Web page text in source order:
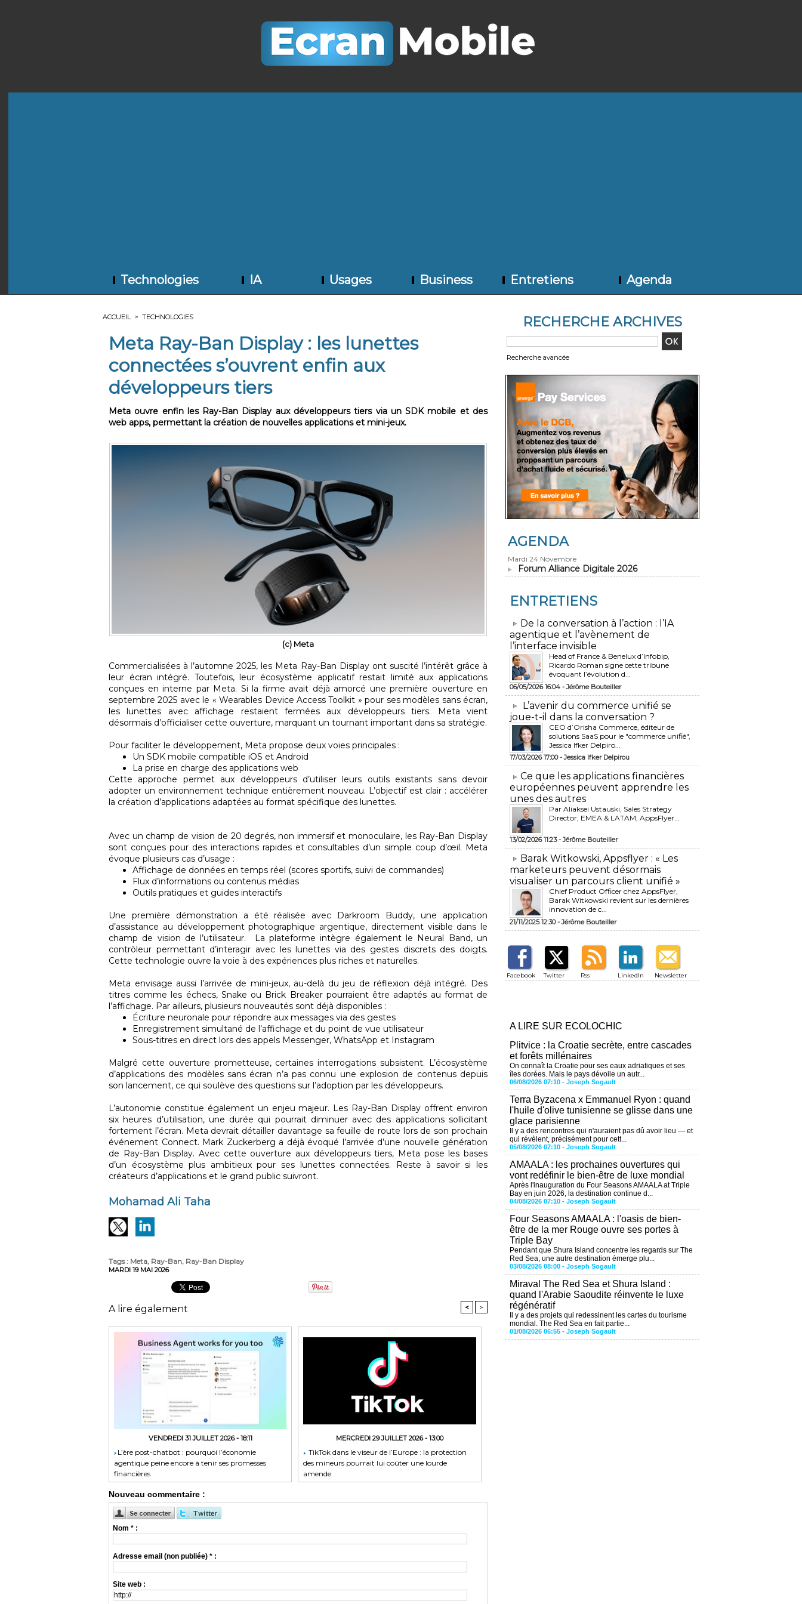
Technologies IA Usages Business Entretiens Agenda
ACCUEIL > TECHNOLOGIES
Meta Ray-Ban Display : les lunettes
connectées s’ouvrent enfin aux
développeurs tiers
Meta ouvre enfin les Ray-Ban Display aux développeurs tiers via un SDK mobile et des
web apps, permettant la création de nouvelles applications et mini-jeux.
(c) Meta
Commercialisées à l’automne 2025, les Meta Ray-Ban Display ont suscité l’intérêt grâce à
leur écran intégré. Toutefois, leur écosystème applicatif restait limité aux applications
conçues en interne par Meta. Si la firme avait déjà amorcé une première ouverture en
septembre 2025 avec le « Wearables Device Access Toolkit » pour ses modèles sans écran,
les lunettes avec affichage restaient fermées aux développeurs tiers. Meta vient
désormais d’officialiser cette ouverture, marquant un tournant important dans sa stratégie.
Pour faciliter le développement, Meta propose deux voies principales :
Un SDK mobile compatible iOS et Android
La prise en charge des applications web
Cette approche permet aux développeurs d’utiliser leurs outils existants sans devoir
adopter un environnement technique entièrement nouveau. L’objectif est clair : accélérer
la création d’applications adaptées au format spécifique des lunettes.
Avec un champ de vision de 20 degrés, non immersif et monoculaire, les Ray-Ban Display
sont conçues pour des interactions rapides et consultables d’un simple coup d’œil. Meta
évoque plusieurs cas d’usage :
Affichage de données en temps réel (scores sportifs, suivi de commandes)
Flux d’informations ou contenus médias
Outils pratiques et guides interactifs
Une première démonstration a été réalisée avec Darkroom Buddy, une application
d’assistance au développement photographique argentique, directement visible dans le
champ de vision de l’utilisateur. La plateforme intègre également le Neural Band, un
contrôleur permettant d’interagir avec les lunettes via des gestes discrets des doigts.
Cette technologie ouvre la voie à des expériences plus riches et naturelles.
Meta envisage aussi l’arrivée de mini-jeux, au-delà du jeu de réflexion déjà intégré. Des
titres comme les échecs, Snake ou Brick Breaker pourraient être adaptés au format de
l’affichage. Par ailleurs, plusieurs nouveautés sont déjà disponibles :
Écriture neuronale pour répondre aux messages via des gestes
Enregistrement simultané de l’affichage et du point de vue utilisateur
Sous-titres en direct lors des appels Messenger, WhatsApp et Instagram
Malgré cette ouverture prometteuse, certaines interrogations subsistent. L’écosystème
d’applications des modèles sans écran n’a pas connu une explosion de contenus depuis
son lancement, ce qui soulève des questions sur l’adoption par les développeurs.
L’autonomie constitue également un enjeu majeur. Les Ray-Ban Display offrent environ
six heures d’utilisation, une durée qui pourrait diminuer avec des applications sollicitant
fortement l’écran. Meta devrait détailler davantage sa feuille de route lors de son prochain
événement Connect. Mark Zuckerberg a déjà évoqué l’arrivée d’une nouvelle génération
de Ray-Ban Display. Avec cette ouverture aux développeurs tiers, Meta pose les bases
d’un écosystème plus ambitieux pour ses lunettes connectées. Reste à savoir si les
créateurs d’applications et le grand public suivront.
Mohamad Ali Taha
Tags: Meta, Ray-Ban, Ray-Ban Display
MARDI 19 MAI 2026
A lire également < >
VENDREDI 31 JUILLET 2026 - 18:11
​L’ère post-chatbot : pourquoi l’économie
agentique peine encore à tenir ses promesses
financières
MERCREDI 29 JUILLET 2026 - 13:00
TikTok dans le viseur de l’Europe : la protection
des mineurs pourrait lui coûter une lourde
amende
Nouveau commentaire :
Nom * :
Adresse email (non publiée) * :
Site web :
RECHERCHE ARCHIVES
Recherche avancée
AGENDA
Mardi 24 Novembre
Forum Alliance Digitale 2026
ENTRETIENS
​De la conversation à l’action : l’IA
agentique et l’avènement de
l’interface invisible
Head of France & Benelux d’Infobip,
Ricardo Roman signe cette tribune
évoquant l’évolution d...
06/05/2026 16:04 -Jérôme Bouteiller
L’avenir du commerce unifié se
joue-t-il dans la conversation ?
CEO d’Orisha Commerce, éditeur de
solutions SaaS pour le "commerce unifié",
Jessica Ifker Delpiro...
17/03/2026 17:00 -Jessica Ifker Delpirou
​Ce que les applications financières
européennes peuvent apprendre les
unes des autres
Par Aliaksei Ustauski, Sales Strategy
Director, EMEA & LATAM, AppsFlyer...
13/02/2026 11:23 -Jérôme Bouteiller
​Barak Witkowski, Appsflyer : « Les
marketeurs peuvent désormais
visualiser un parcours client unifié »
Chief Product Officer chez AppsFlyer, ​
Barak Witkowski revient sur les dernières
innovation de c...
21/11/2025 12:30 -Jérôme Bouteiller
Facebook Twitter Rss LinkedIn Newsletter
A LIRE SUR ECOLOCHIC
Plitvice : la Croatie secrète, entre cascades
et forêts millénaires
On connaît la Croatie pour ses eaux adriatiques et ses
îles dorées. Mais le pays dévoile un autr...
06/08/2026 07:10 - Joseph Sogault
Terra Byzacena x Emmanuel Ryon : quand
l'huile d'olive tunisienne se glisse dans une
glace parisienne
Il y a des rencontres qui n'auraient pas dû avoir lieu — et
qui révèlent, précisément pour cett...
05/08/2026 07:10 - Joseph Sogault
AMAALA : les prochaines ouvertures qui
vont redéfinir le bien-être de luxe mondial
Après l'inauguration du Four Seasons AMAALA at Triple
Bay en juin 2026, la destination continue d...
04/08/2026 07:10 - Joseph Sogault
Four Seasons AMAALA : l'oasis de bien-
être de la mer Rouge ouvre ses portes à
Triple Bay
Pendant que Shura Island concentre les regards sur The
Red Sea, une autre destination émerge plu...
03/08/2026 08:00 - Joseph Sogault
Miraval The Red Sea et Shura Island :
quand l'Arabie Saoudite réinvente le luxe
régénératif
Il y a des projets qui redessinent les cartes du tourisme
mondial. The Red Sea en fait partie...
01/08/2026 06:55 - Joseph Sogault